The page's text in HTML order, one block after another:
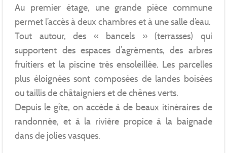
Au premier étage, une grande pièce commune
permet l’accès à deux chambres et à une salle d’eau.
Tout autour, des « bancels » (terrasses) qui
supportent des espaces d’agréments, des arbres
fruitiers et la piscine très ensoleillée. Les parcelles
plus éloignées sont composées de landes boisées
ou taillis de châtaigniers et de chênes verts.
Depuis le gîte, on accède à de beaux itinéraires de
randonnée, et à la rivière propice à la baignade
dans de jolies vasques.